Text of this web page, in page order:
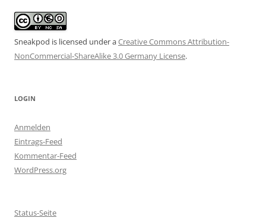
Sneakpod is licensed under aCreative Commons Attribution-
NonCommercial-ShareAlike 3.0 Germany License.
LOGIN
Anmelden
Eintrags-Feed
Kommentar-Feed
WordPress.org
Status-Seite